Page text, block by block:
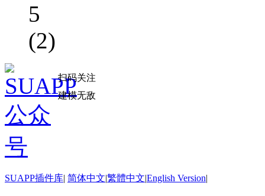
5
(2)
扫码关注
建模无敌
SUAPP插件库| 简体中文|繁體中文|English Version|